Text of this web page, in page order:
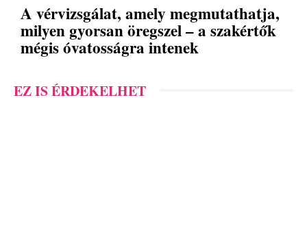
A vérvizsgálat, amely megmutathatja,
milyen gyorsan öregszel – a szakértők
mégis óvatosságra intenek
EZ IS ÉRDEKELHET